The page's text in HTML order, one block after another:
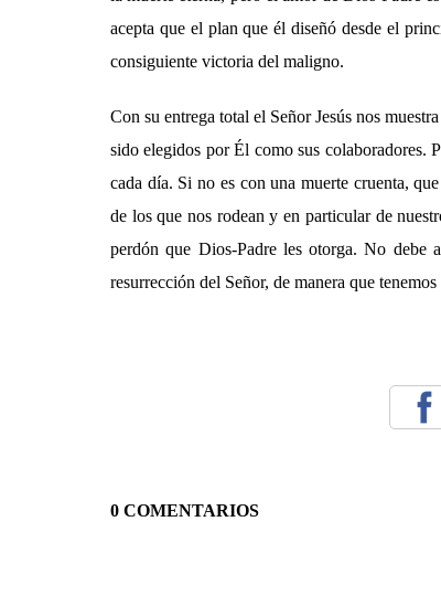
acepta que el plan que él diseñó desde el
consiguiente victoria del maligno.
Con su entrega total el Señor Jesús nos
sido elegidos por Él como sus colaboradores.
cada día. Si no es con una muerte cruenta,
de los que nos rodean y en particular de
perdón que Dios-Padre les otorga. No debe
resurrección del Señor, de manera que
0 COMENTARIOS